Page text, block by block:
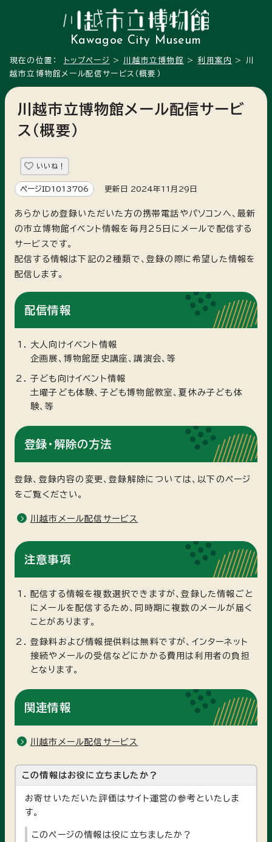
Kawagoe City Museum
現在の位置： トップページ > 川越市立博物館 > 利用案内
> 川
越市立博物館メール配信サービス（概要）
川越市立博物館メール配信サービ
ス（概要）
いいね！
ページID1013706 更新日 2024年11月29日
あらかじめ登録いただいた方の携帯電話やパソコンへ、最新
の市立博物館イベント情報を毎月25日にメールで配信する
サービスです。
配信する情報は下記の2種類で、登録の際に希望した情報を
配信します。
配信情報
大人向けイベント情報
企画展、博物館歴史講座、講演会、等
子ども向けイベント情報
土曜子ども体験、子ども博物館教室、夏休み子ども体
験、等
登録・解除の方法
登録、登録内容の変更、登録解除については、以下のページ
をご覧ください。
川越市メール配信サービス
注意事項
配信する情報を複数選択できますが、登録した情報ごと
にメールを配信するため、同時期に複数のメールが届く
ことがあります。
登録料および情報提供料は無料ですが、インターネット
接続やメールの受信などにかかる費用は利用者の負担
となります。
関連情報
川越市メール配信サービス
この情報はお役に立ちましたか？
お寄せいただいた評価はサイト運営の参考といたしま
す。
このページの情報は役に立ちましたか？